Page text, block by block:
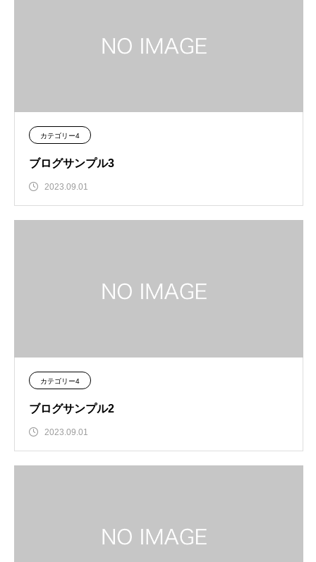
カテゴリー4
ブログサンプル3
2023.09.01
カテゴリー4
ブログサンプル2
2023.09.01